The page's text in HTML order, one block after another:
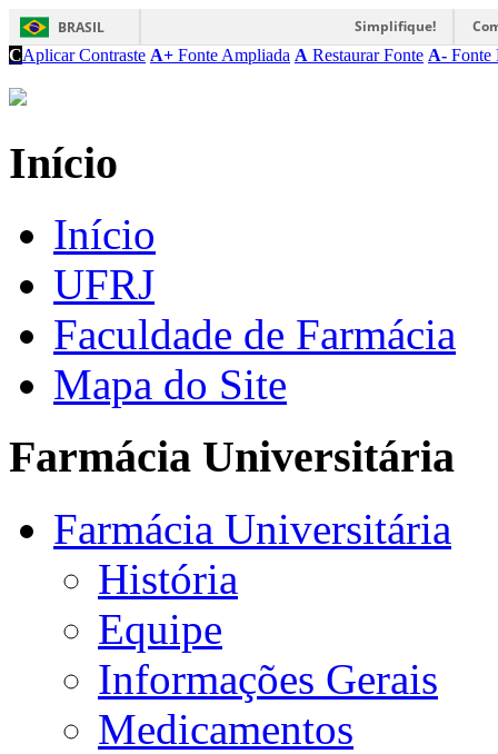
BRASIL Simplifique!
CAplicar Contraste A+ Fonte Ampliada A Restaurar Fonte A- Fonte
Início
Início
UFRJ
Faculdade de Farmácia
Mapa do Site
Farmácia Universitária
Farmácia Universitária
História
Equipe
Informações Gerais
Medicamentos